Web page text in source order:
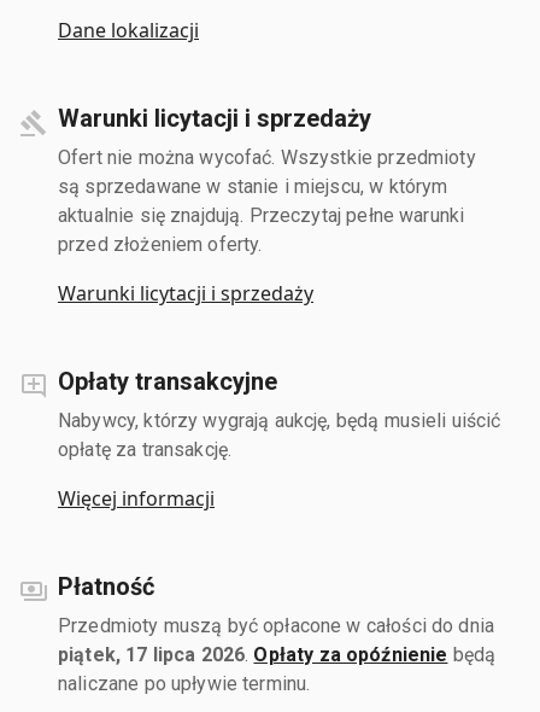
Dane lokalizacji
Warunki licytacji i sprzedaży
Ofert nie można wycofać. Wszystkie przedmioty
są sprzedawane w stanie i miejscu, w którym
aktualnie się znajdują. Przeczytaj pełne warunki
przed złożeniem oferty.
Warunki licytacji i sprzedaży
Opłaty transakcyjne
Nabywcy, którzy wygrają aukcję, będą musieli uiścić
opłatę za transakcję.
Więcej informacji
Płatność
Przedmioty muszą być opłacone w całości do dnia
piątek, 17 lipca 2026 Opłaty za opóźnienie będą
naliczane po upływie terminu.